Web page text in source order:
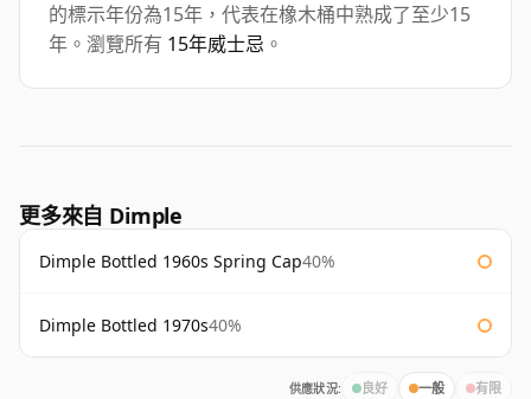
的標示年份為15年，代表在橡木桶中熟成了至少15
年。瀏覽所有 15年威士忌 。
更多來自 Dimple
Dimple Bottled 1960s Spring Cap40%
Dimple Bottled 1970s40%
供應狀況: 良好 一般 有限